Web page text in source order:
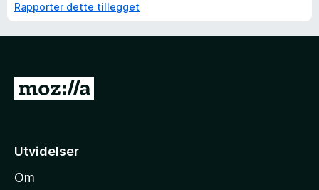
Rapporter dette tillegget
G
i
M
Utvidelser
Om